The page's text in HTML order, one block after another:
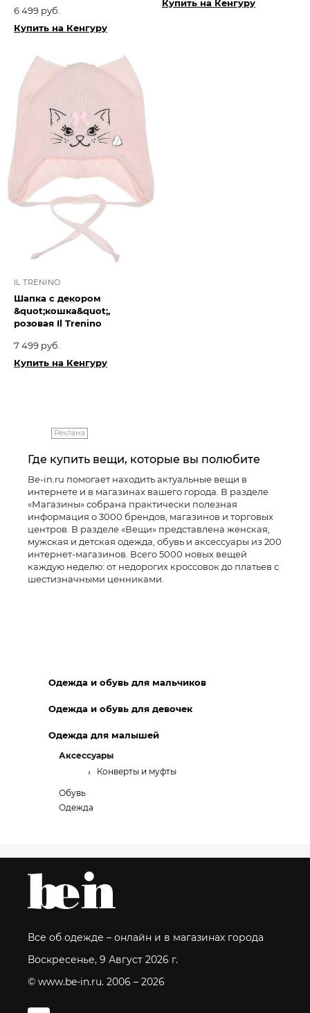
6 499 руб.
Купить на Кенгуру
Купить на Кенгуру
IL TRENINO
Шапка с декором
&quot;кошка&quot;,
розовая Il Trenino
7 499 руб.
Купить на Кенгуру
Реклама
Где купить вещи, которые вы полюбите
Be-in.ru помогает находить актуальные вещи в
интернете и в магазинах вашего города. В разделе
«Магазины» собрана практически полезная
информация о 3000 брендов, магазинов и торговых
центров. В разделе «Вещи» представлена женская,
мужская и детская одежда, обувь и аксессуары из 200
интернет-магазинов. Всего 5000 новых вещей
каждую неделю: от недорогих кроссовок до платьев с
шестизначными ценниками.
Одежда и обувь для мальчиков
Одежда и обувь для девочек
Одежда для малышей
Аксессуары
Конверты и муфты
Обувь
Одежда
Все об одежде – онлайн и в магазинах города
Воскресенье, 9 Август 2026 г.
© www.be-in.ru. 2006 – 2026